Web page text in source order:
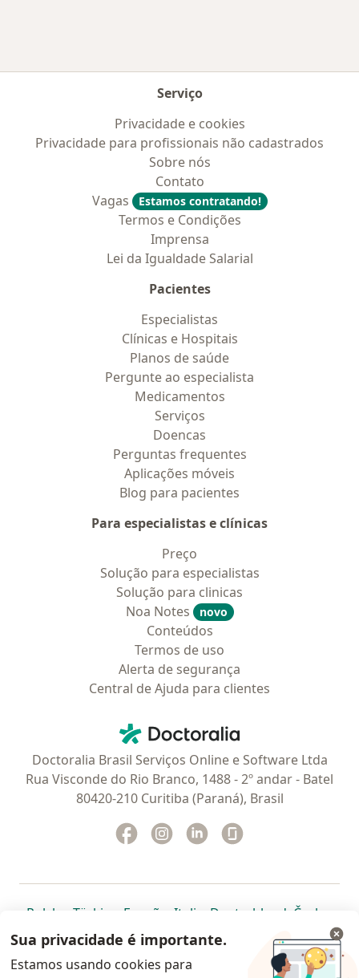
Serviço
Privacidade e cookies
Privacidade para profissionais não cadastrados
Sobre nós
Contato
Vagas
Estamos contratando!
Termos e Condições
Imprensa
Lei da Igualdade Salarial
Pacientes
Especialistas
Clínicas e Hospitais
Planos de saúde
Pergunte ao especialista
Medicamentos
Serviços
Doencas
Perguntas frequentes
Aplicações móveis
Blog para pacientes
Para especialistas e clínicas
Preço
Solução para especialistas
Solução para clinicas
Noa Notes
novo
Conteúdos
Termos de uso
Alerta de segurança
Central de Ajuda para clientes
Doctoralia - Homepage
Doctoralia Brasil Serviços Online e Software Ltda
Rua Visconde do Rio Branco, 1488 - 2º andar - Batel
80420-210 Curitiba (Paraná), Brasil
Facebook
abre num novo separador
Instagram
abre num novo separador
Linkedin
abre num novo
Polska abre num novo separador
Türkiye abre num novo separador
España abre num novo separador
Italia abre num novo
Deutschlandabre num
Česko
Portugal abre num novo separador
, México abre num novo separador
, abre num novo separador
Brasil abre num novoabre num
abre
Colombia abre num novo
Sua privacidade é importante.
Estamos usando cookies para